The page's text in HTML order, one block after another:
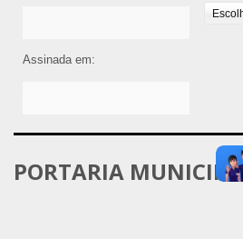
Assinada em:
PORTARIA